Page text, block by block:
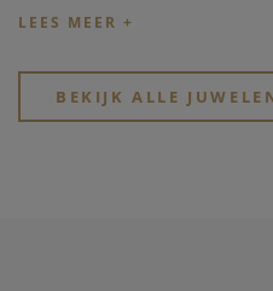
edelstenen, kleurstenen of in
onze physieke winkel in
BEKIJK ALLE